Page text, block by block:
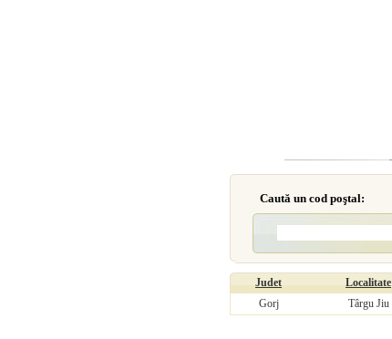
Caută un cod poştal:
Judet Localitate
Gorj
Târgu Jiu